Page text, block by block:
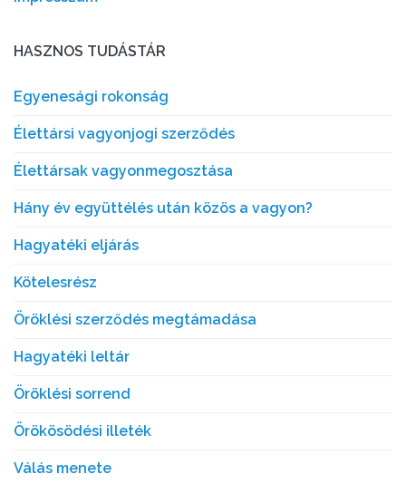
HASZNOS TUDÁSTÁR
Egyenesági rokonság
Élettársi vagyonjogi szerződés
Élettársak vagyonmegosztása
Hány év együttélés után közös a vagyon?
Hagyatéki eljárás
Kötelesrész
Öröklési szerződés megtámadása
Hagyatéki leltár
Öröklési sorrend
Örökösödési illeték
Válás menete